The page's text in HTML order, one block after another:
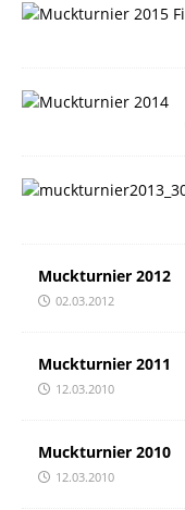
Muckturnier 2012
02.03.2012
Muckturnier 2011
12.03.2010
Muckturnier 2010
12.03.2010